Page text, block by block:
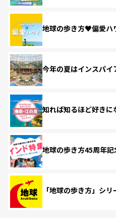
地球の歩き方♥偏愛ハ
今年の夏はインスパイ
知れば知るほど好きに
地球の歩き方45周年
「地球の歩き方」シ